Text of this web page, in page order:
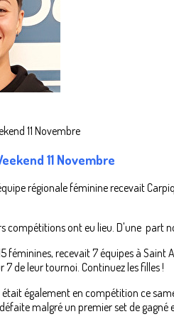
11 Novembre
régionale féminine recevait
compétitions ont eu lieu. D'une part
féminines, recevait 7 équipes à Saint
de leur tournoi. Continuez les filles !
également en compétition ce
malgré un premier set de